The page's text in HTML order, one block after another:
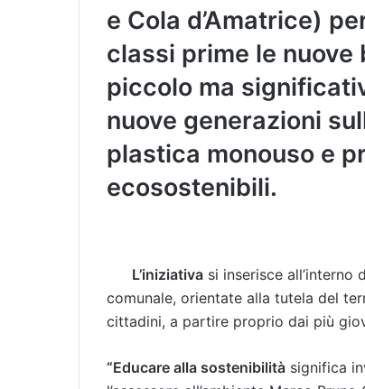
e Cola d’Amatrice)
classi prime le nuove
piccolo ma
nuove generazioni
plastica monouso e
ecosostenibili.
L’iniziativa si inserisce all’interno
comunale, orientate alla tutela del
cittadini, a partire proprio dai più
“Educare alla sostenibilità significa